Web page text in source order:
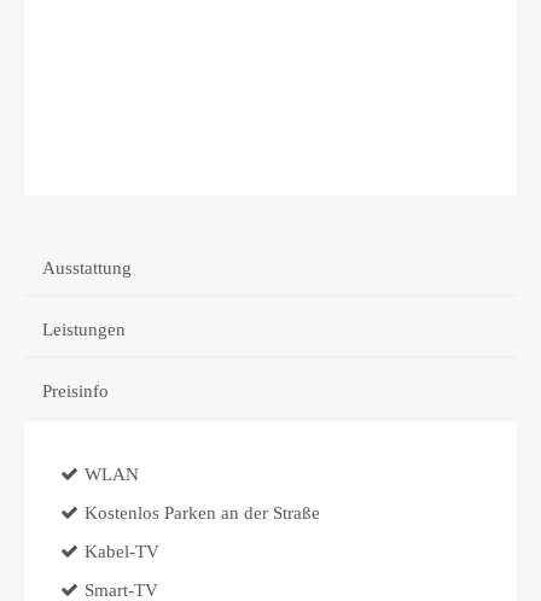
Ausstattung
Leistungen
Preisinfo
WLAN
Kostenlos Parken an der Straße
Kabel-TV
Smart-TV